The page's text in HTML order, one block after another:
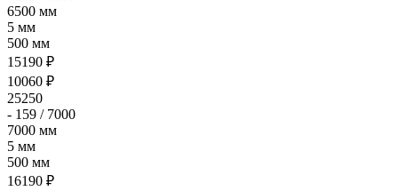
6500 мм
5 мм
500 мм
15190 ₽
10060 ₽
25250
- 159 / 7000
7000 мм
5 мм
500 мм
16190 ₽